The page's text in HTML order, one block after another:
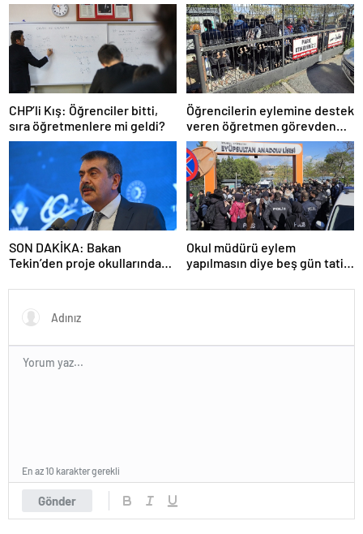
CHP’li Kış: Öğrenciler bitti,
sıra öğretmenlere mi geldi?
Öğrencilerin eylemine destek
veren öğretmen görevden
uzaklaştırıldı
SON DAKİKA: Bakan
Tekin’den proje okullarındaki
Okul müdürü eylem
yapılmasın diye beş gün tatil
Gönder
En az 10 karakter gerekli